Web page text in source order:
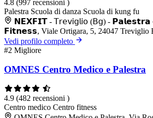
4.8 (997 recensioni )
Palestra Scuola di danza Scuola di kung fu
𝗡𝗘𝗫𝗙𝗜𝗧 - 𝖳𝗋𝖾𝗏𝗂𝗀𝗅𝗂𝗈 (𝖡𝗀) -
𝗙𝗶𝘁𝗻𝗲𝘀𝘀, Viale Ortigara, 5, 24047 Treviglio
Vedi profilo completo
#2 Migliore
OMNES Centro Medico e Palestra
4.9 (482 recensioni )
Centro medico Centro fitness